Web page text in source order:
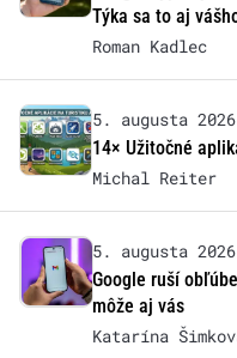
Týka sa to aj
Roman Kadlec
5. augusta 2026
14× Užitočné
Michal Reiter
5. augusta 2026
Google ruší
môže aj vás
Katarína